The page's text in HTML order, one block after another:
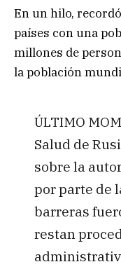
En un hilo,
países con una
millones de
la población
ÚLTIMO
Salud de
sobre la
por parte de
barreras
restan